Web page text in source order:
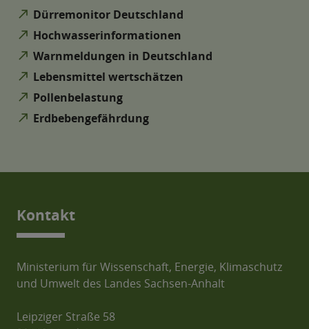
north_east Dürremonitor Deutschland
north_east Hochwasserinformationen
north_east Warnmeldungen in Deutschland
north_east Lebensmittel wertschätzen
north_east Pollenbelastung
north_east Erdbebengefährdung
Kontakt
Ministerium für Wissenschaft, Energie, Klimaschutz
und Umwelt des Landes Sachsen-Anhalt
Leipziger Straße 58